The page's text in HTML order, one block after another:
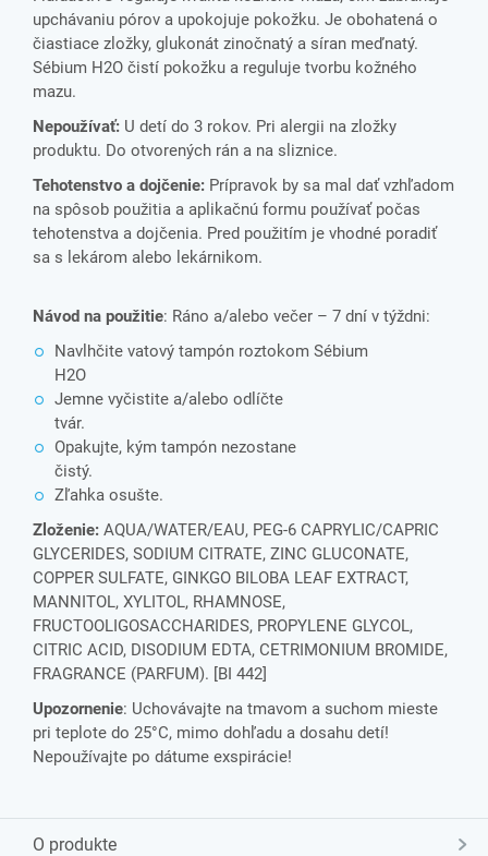
upchávaniu pórov a upokojuje pokožku. Je obohatená o
čiastiace zložky, glukonát zinočnatý a síran meďnatý.
Sébium H2O čistí pokožku a reguluje tvorbu kožného
mazu.
Nepoužívať: U detí do 3 rokov. Pri alergii na zložky
produktu. Do otvorených rán a na sliznice.
Tehotenstvo a dojčenie: Prípravok by sa mal dať vzhľadom
na spôsob použitia a aplikačnú formu používať počas
tehotenstva a dojčenia. Pred použitím je vhodné poradiť
sa s lekárom alebo lekárnikom.
Návod na použitie: Ráno a/alebo večer – 7 dní v týždni:
Navlhčite vatový tampón roztokom Sébium
Jemne vyčistite a/alebo odlíčte
Opakujte, kým tampón nezostane
Zľahka osušte.
Zloženie: AQUA/WATER/EAU, PEG-6 CAPRYLIC/CAPRIC
GLYCERIDES, SODIUM CITRATE, ZINC GLUCONATE,
COPPER SULFATE, GINKGO BILOBA LEAF EXTRACT,
MANNITOL, XYLITOL, RHAMNOSE,
FRUCTOOLIGOSACCHARIDES, PROPYLENE GLYCOL,
CITRIC ACID, DISODIUM EDTA, CETRIMONIUM BROMIDE,
FRAGRANCE (PARFUM). [BI 442]
Upozornenie: Uchovávajte na tmavom a suchom mieste
pri teplote do 25°C, mimo dohľadu a dosahu detí!
Nepoužívajte po dátume exspirácie!
O produkte